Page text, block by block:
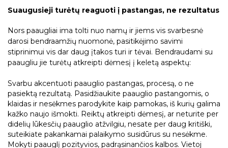
Suaugusieji turėtų reaguoti į pastangas, ne rezultatus
Nors paaugliai ima tolti nuo namų ir jiems vis svarbesnė
darosi bendraamžių nuomonė, pasitikėjimo savimi
stiprinimui vis dar daug įtakos turi ir tėvai. Bendraudami su
paaugliu jie turėtų atkreipti dėmesį į keletą aspektų:
Svarbu akcentuoti paauglio pastangas, procesą, o ne
pasiektą rezultatą. Pasidžiaukite paauglio pastangomis, o
klaidas ir nesėkmes parodykite kaip pamokas, iš kurių galima
kažko naujo išmokti. Reiktų atkreipti dėmesį, ar neturite per
didelių lūkesčių paauglio atžvilgiu, nesate per daug kritiški,
suteikiate pakankamai palaikymo susidūrus su nesėkme.
Mokyti paauglį pozityvios, padrąsinančios kalbos. Vietoj